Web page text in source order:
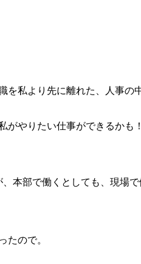
私より先に離れた、人事の
がやりたい仕事ができるかも
本部で働くとしても、現場
たので。